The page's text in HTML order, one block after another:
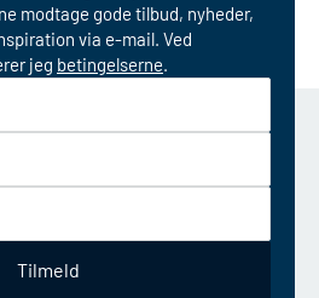
modtage gode tilbud, nyheder,
via e-mail. Ved
jeg betingelserne.
Tilmeld